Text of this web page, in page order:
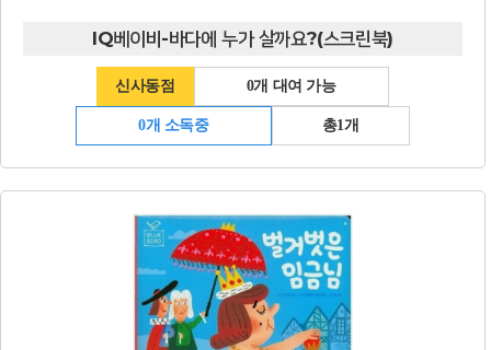
IQ베이비-바다에 누가 살까요?(스크린북)
신사동점 0개 대여 가능
0개 소독중 총1개